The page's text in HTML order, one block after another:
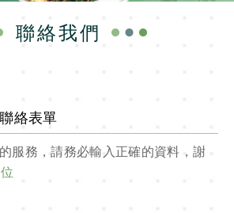
聯絡我們
聯絡表單
服務，請務必輸入正確的資料，謝